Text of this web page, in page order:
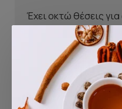
Έχει οκτώ θέσεις
είναι αποσπώμενο.